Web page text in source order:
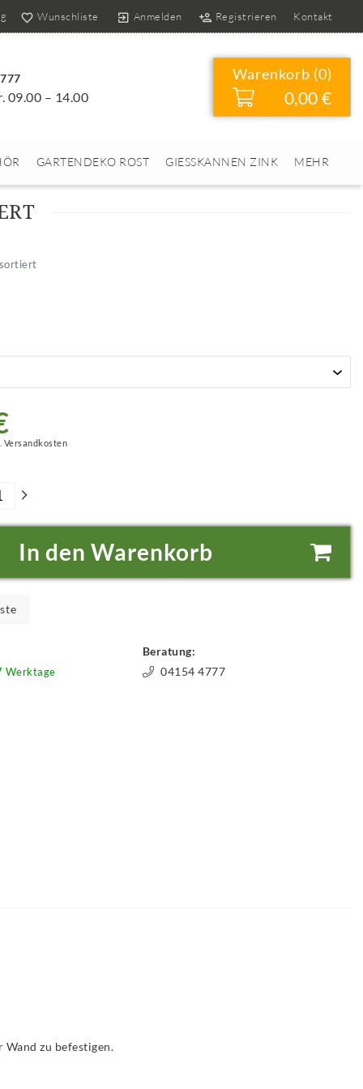
Wunschliste Anmelden Registrieren Kontakt
09.00 – 14.00
Warenkorb (0)
0,00 €
GARTENDEKO ROST GIESSKANNEN ZINK MEHR
Versandkosten
In den Warenkorb
Werktage
Beratung:
04154 4777
zu befestigen.